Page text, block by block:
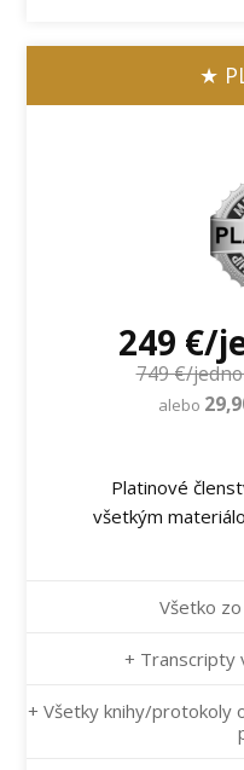
★
249 €/
749 €/
alebo
Platinové
všetkým
Všetko
+ Transcripty
+ Všetky knihy/protokoly